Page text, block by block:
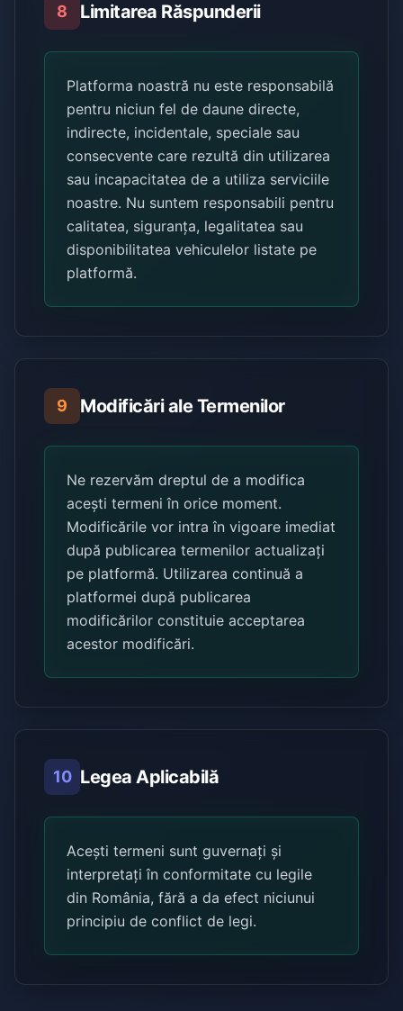
8 Limitarea Răspunderii
Platforma noastră nu este responsabilă
pentru niciun fel de daune directe,
indirecte, incidentale, speciale sau
consecvente care rezultă din utilizarea
sau incapacitatea de a utiliza serviciile
noastre. Nu suntem responsabili pentru
calitatea, siguranța, legalitatea sau
disponibilitatea vehiculelor listate pe
platformă.
9 Modificări ale Termenilor
Ne rezervăm dreptul de a modifica
acești termeni în orice moment.
Modificările vor intra în vigoare imediat
după publicarea termenilor actualizați
pe platformă. Utilizarea continuă a
platformei după publicarea
modificărilor constituie acceptarea
acestor modificări.
10 Legea Aplicabilă
Acești termeni sunt guvernați și
interpretați în conformitate cu legile
din România, fără a da efect niciunui
principiu de conflict de legi.